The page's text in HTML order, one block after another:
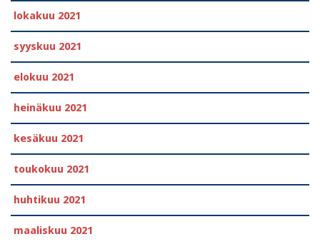
lokakuu 2021
syyskuu 2021
elokuu 2021
heinäkuu 2021
kesäkuu 2021
toukokuu 2021
huhtikuu 2021
maaliskuu 2021